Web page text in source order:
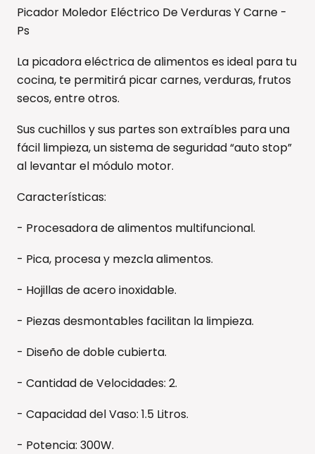
Picador Moledor Eléctrico De Verduras Y Carne -
Ps
La picadora eléctrica de alimentos es ideal para tu
cocina, te permitirá picar carnes, verduras, frutos
secos, entre otros.
Sus cuchillos y sus partes son extraíbles para una
fácil limpieza, un sistema de seguridad “auto stop”
al levantar el módulo motor.
Características:
- Procesadora de alimentos multifuncional.
- Pica, procesa y mezcla alimentos.
- Hojillas de acero inoxidable.
- Piezas desmontables facilitan la limpieza.
- Diseño de doble cubierta.
- Cantidad de Velocidades: 2.
- Capacidad del Vaso: 1.5 Litros.
- Potencia: 300W.